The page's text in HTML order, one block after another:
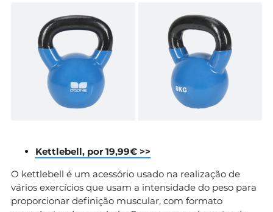
Kettlebell, por 19,99€ >>
O kettlebell é um acessório usado na realização de
vários exercícios que usam a intensidade do peso para
proporcionar definição muscular, com formato